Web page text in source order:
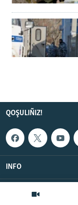
QOŞULIÑIZ!
INFO